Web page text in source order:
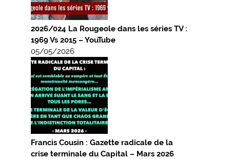
2026/024 La Rougeole dans les séries TV :
1969 Vs 2015 – YouTube
05/05/2026
Francis Cousin : Gazette radicale de la
crise terminale du Capital – Mars 2026